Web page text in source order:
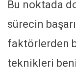
Bu noktada
sürecin
faktörlerden
teknikleri